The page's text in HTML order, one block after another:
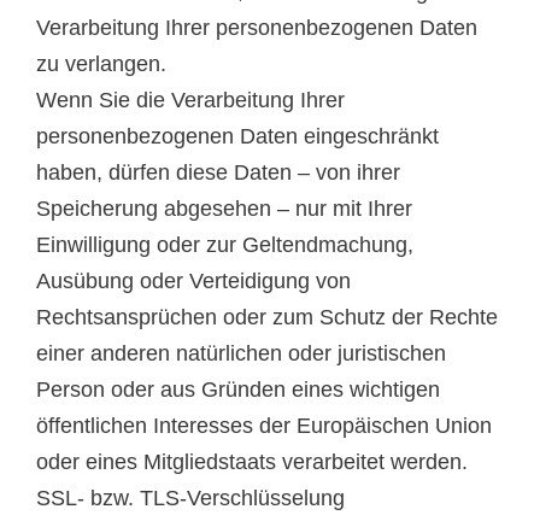
Verarbeitung Ihrer personenbezogenen Daten
zu verlangen.
Wenn Sie die Verarbeitung Ihrer
personenbezogenen Daten eingeschränkt
haben, dürfen diese Daten – von ihrer
Speicherung abgesehen – nur mit Ihrer
Einwilligung oder zur Geltendmachung,
Ausübung oder Verteidigung von
Rechtsansprüchen oder zum Schutz der Rechte
einer anderen natürlichen oder juristischen
Person oder aus Gründen eines wichtigen
öffentlichen Interesses der Europäischen Union
oder eines Mitgliedstaats verarbeitet werden.
SSL- bzw. TLS-Verschlüsselung